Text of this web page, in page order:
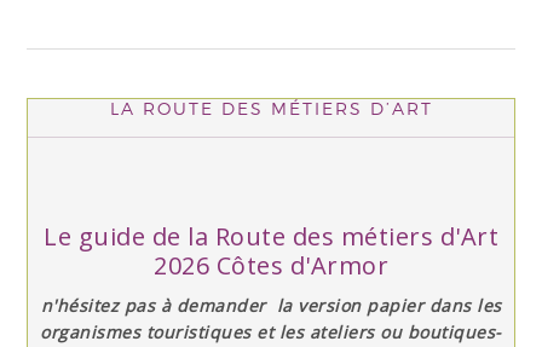
LA ROUTE DES MÉTIERS D’ART
Le guide de la Route des métiers d'Art
2026 Côtes d'Armor
n'hésitez pas à demander la version papier dans les
organismes touristiques et les ateliers ou boutiques-